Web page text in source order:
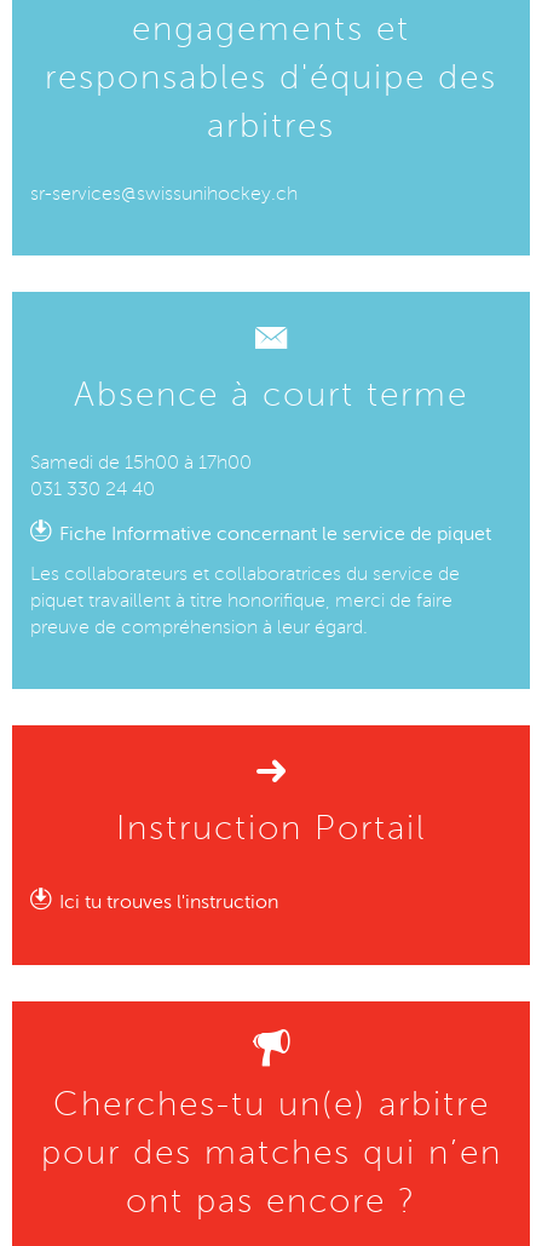
engagements et
responsables d'équipe des
arbitres
sr-services@swissunihockey.ch
Absence à court terme
Samedi de 15h00 à 17h00
031 330 24 40
Fiche Informative concernant le service de piquet
Les collaborateurs et collaboratrices du service de
piquet travaillent à titre honorifique, merci de faire
preuve de compréhension à leur égard.
Instruction Portail
Ici tu trouves l'instruction
Cherches-tu un(e) arbitre
pour des matches qui n’en
ont pas encore ?